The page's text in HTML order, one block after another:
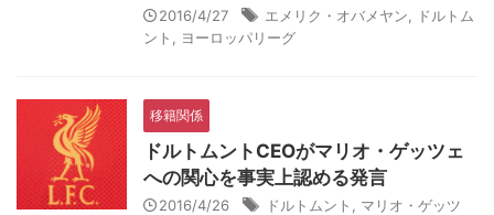
2016/4/27 エメリク・オバメヤン
ドルトム
ント
ヨーロッパリーグ
移籍関係
ドルトムントCEOがマリオ・ゲッツェ
への関心を事実上認める発言
2016/4/26 ドルトムント
マリオ・ゲッツ